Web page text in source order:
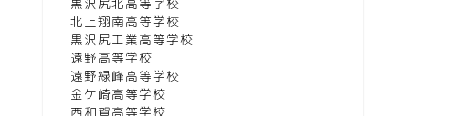
黒沢尻北高等学校
北上翔南高等学校
黒沢尻工業高等学校
遠野高等学校
遠野緑峰高等学校
金ケ崎高等学校
西和賀高等学校